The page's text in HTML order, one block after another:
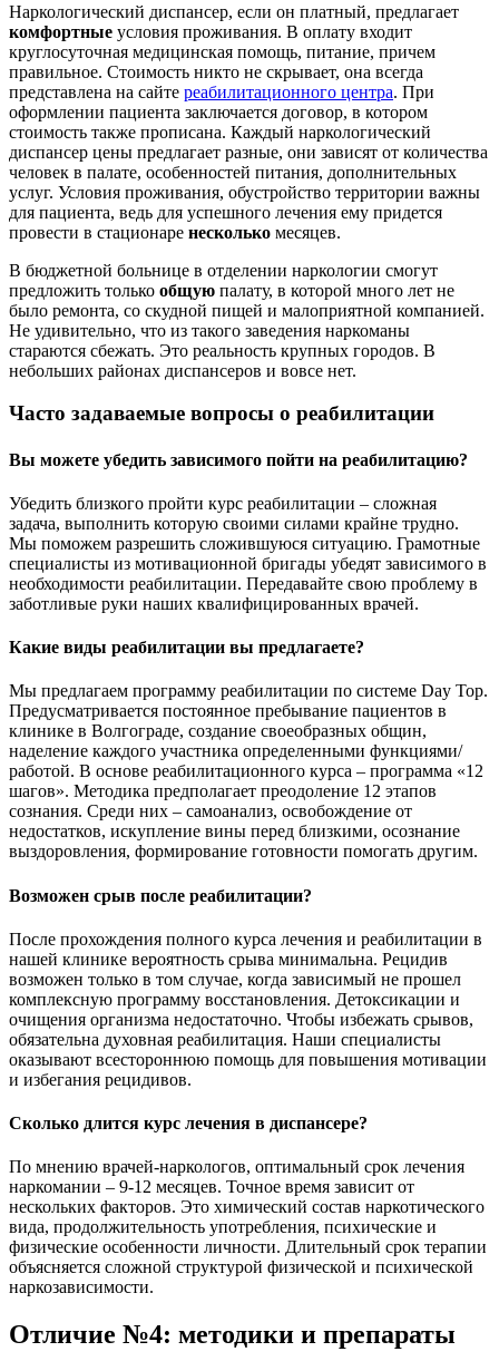
Наркологический диспансер, если он платный, предлагает
комфортные условия проживания. В оплату входит
круглосуточная медицинская помощь, питание, причем
правильное. Стоимость никто не скрывает, она всегда
представлена на сайте реабилитационного центра. При
оформлении пациента заключается договор, в котором
стоимость также прописана. Каждый наркологический
диспансер цены предлагает разные, они зависят от количества
человек в палате, особенностей питания, дополнительных
услуг. Условия проживания, обустройство территории важны
для пациента, ведь для успешного лечения ему придется
провести в стационаре несколько месяцев.
В бюджетной больнице в отделении наркологии смогут
предложить только общую палату, в которой много лет не
было ремонта, со скудной пищей и малоприятной компанией.
Не удивительно, что из такого заведения наркоманы
стараются сбежать. Это реальность крупных городов. В
небольших районах диспансеров и вовсе нет.
Часто задаваемые вопросы о реабилитации
Вы можете убедить зависимого пойти на реабилитацию?
Убедить близкого пройти курс реабилитации – сложная
задача, выполнить которую своими силами крайне трудно.
Мы поможем разрешить сложившуюся ситуацию. Грамотные
специалисты из мотивационной бригады убедят зависимого в
необходимости реабилитации. Передавайте свою проблему в
заботливые руки наших квалифицированных врачей.
Какие виды реабилитации вы предлагаете?
Мы предлагаем программу реабилитации по системе Day Top.
Предусматривается постоянное пребывание пациентов в
клинике в Волгограде, создание своеобразных общин,
наделение каждого участника определенными функциями/
работой. В основе реабилитационного курса – программа «12
шагов». Методика предполагает преодоление 12 этапов
сознания. Среди них – самоанализ, освобождение от
недостатков, искупление вины перед близкими, осознание
выздоровления, формирование готовности помогать другим.
Возможен срыв после реабилитации?
После прохождения полного курса лечения и реабилитации в
нашей клинике вероятность срыва минимальна. Рецидив
возможен только в том случае, когда зависимый не прошел
комплексную программу восстановления. Детоксикации и
очищения организма недостаточно. Чтобы избежать срывов,
обязательна духовная реабилитация. Наши специалисты
оказывают всестороннюю помощь для повышения мотивации
и избегания рецидивов.
Сколько длится курс лечения в диспансере?
По мнению врачей-наркологов, оптимальный срок лечения
наркомании – 9-12 месяцев. Точное время зависит от
нескольких факторов. Это химический состав наркотического
вида, продолжительность употребления, психические и
физические особенности личности. Длительный срок терапии
объясняется сложной структурой физической и психической
наркозависимости.
Отличие №4: методики и препараты